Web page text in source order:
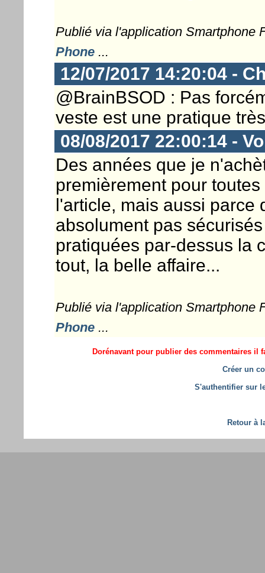
Publié via l'application Smartphone
Phone...
12/07/2017 14:20:04 -
@BrainBSOD : Pas
veste est une pratique
08/08/2017 22:00:14 -
Des années que je
premièrement pour
l'article, mais aussi parce
absolument pas
pratiquées par-dessus la
tout, la belle affaire...
Publié via l'application Smartphone
Phone...
Dorénavant pour publier des commentaires il
Créer un
S'authentifier sur
Retour à